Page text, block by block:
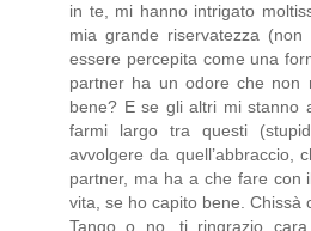
in te, mi hanno intrigato
mia grande riservatezza
essere percepita come una
partner ha un odore che non
bene? E se gli altri mi stanno
farmi largo tra questi
avvolgere da quell’abbraccio,
partner, ma ha a che fare con
vita, se ho capito bene. Chissà
Tango o no, ti ringrazio